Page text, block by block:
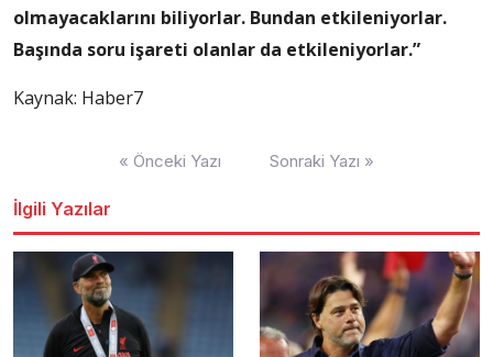
olmayacaklarını biliyorlar. Bundan etkileniyorlar.
Başında soru işareti olanlar da etkileniyorlar.”
Kaynak: Haber7
« Önceki Yazı Sonraki Yazı »
İlgili Yazılar